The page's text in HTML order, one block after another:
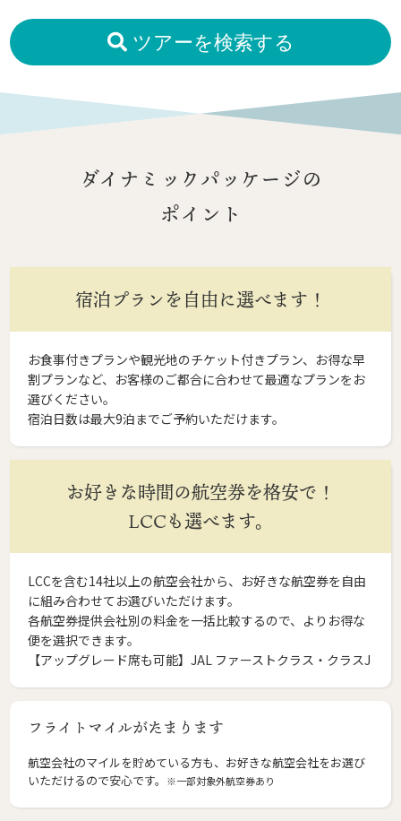
ツアーを検索する
ダイナミックパッケージの
ポイント
宿泊プランを自由に選べます！
お食事付きプランや観光地のチケット付きプラン、お得な早
割プランなど、お客様のご都合に合わせて最適なプランをお
選びください。
宿泊日数は最大9泊までご予約いただけます。
お好きな時間の航空券を格安で！
LCCも選べます。
LCCを含む14社以上の航空会社から、お好きな航空券を自由
に組み合わせてお選びいただけます。
各航空券提供会社別の料金を一括比較するので、よりお得な
便を選択できます。
【アップグレード席も可能】JAL ファーストクラス・クラスJ
フライトマイルがたまります
航空会社のマイルを貯めている方も、お好きな航空会社をお選び
いただけるので安心です。
※一部対象外航空券あり